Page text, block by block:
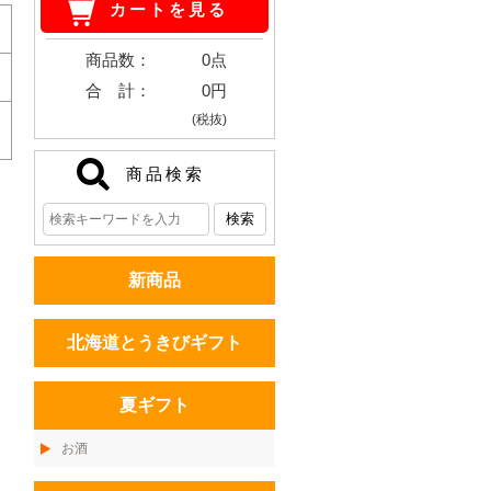
カートを見る
商品数：
0点
合 計：
0円
(税抜)
商品検索
新商品
北海道とうきびギフト
夏ギフト
お酒